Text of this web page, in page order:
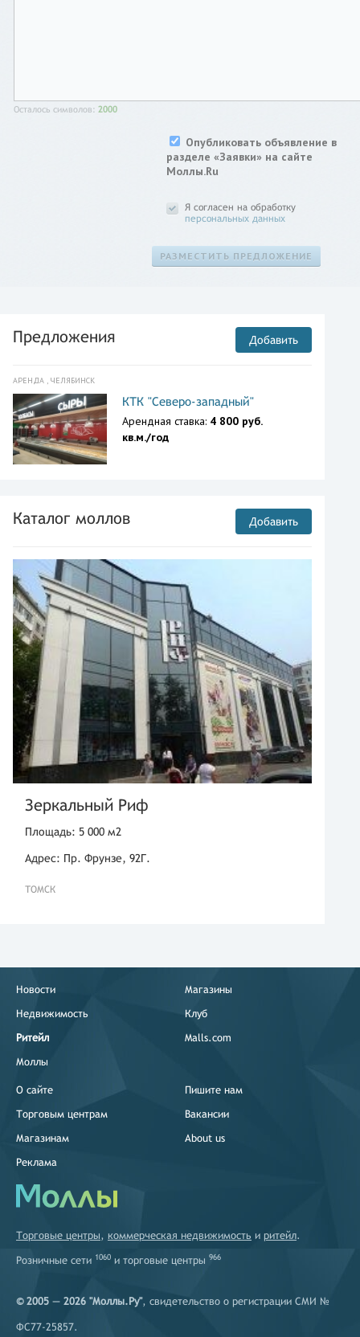
Осталось символов: 2000
Опубликовать объявление в
разделе «Заявки» на сайте
Моллы.Ru
Я согласен на обработку
персональных данных
Предложения Добавить
АРЕНДА , ЧЕЛЯБИНСК
КТК "Северо-западный"
Арендная ставка: 4 800 руб.
кв.м./год
Каталог моллов Добавить
Зеркальный Риф
Площадь: 5 000 м2
Адрес: Пр. Фрунзе, 92Г.
ТОМСК
Новости
Недвижимость
Ритейл
Моллы
Магазины
Клуб
Malls.com
О сайте
Торговым центрам
Магазинам
Реклама
Пишите нам
Вакансии
About us
Торговые центры, коммерческая недвижимость и ритейл.
Розничные сети 1060 и торговые центры 966
© 2005 — 2026 "Моллы.Ру", свидетельство о регистрации СМИ №
ФС77-25857.